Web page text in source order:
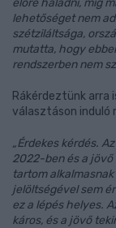
előre haladni, míg
lehetőséget nem
szétziláltsága,
mutatta, hogy
rendszerben nem
Rákérdeztünk arra
választáson induló
„Érdekes kérdés.
2022-ben és a jövő
tartom
jelöltségével sem
ez a lépés helyes.
káros, és a jövő